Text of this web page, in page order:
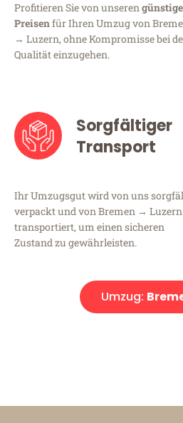
Profitieren Sie von unseren
Preisenfür Ihren Umzug von
→ Luzern, ohne Kompromisse bei
Qualität einzugehen.
Sorgfältiger
Transport
Ihr Umzugsgut wird von uns
verpackt und von Bremen → Luzern
transportiert, um einen sicheren
Zustand zu gewährleisten.
Umzug: